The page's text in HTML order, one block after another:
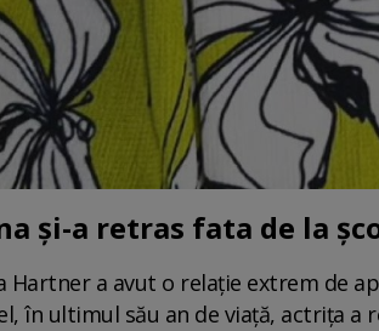
și-a retras fata de la
Hartner a avut o relație extrem de
în ultimul său an de viață, actrița a